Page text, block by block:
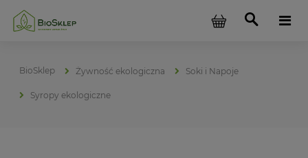
Żywność ekologiczna Soki i Napoje
Syropy ekologiczne